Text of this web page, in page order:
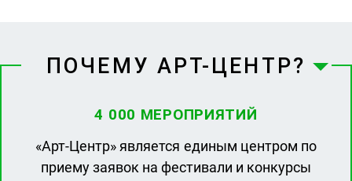
ПОЧЕМУ АРТ-ЦЕНТР?
4 000 МЕРОПРИЯТИЙ
«Арт-Центр» является единым центром по
приему заявок на фестивали и конкурсы